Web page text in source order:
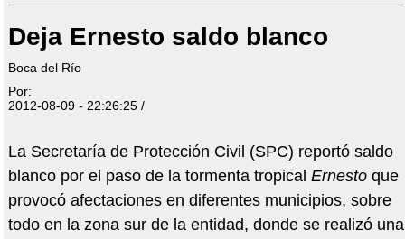
Deja Ernesto saldo blanco
Boca del Río
Por:
2012-08-09 - 22:26:25 /
La Secretaría de Protección Civil (SPC) reportó saldo
blanco por el paso de la tormenta tropical Ernestoque
provocó afectaciones en diferentes municipios, sobre
todo en la zona sur de la entidad, donde se realizó una